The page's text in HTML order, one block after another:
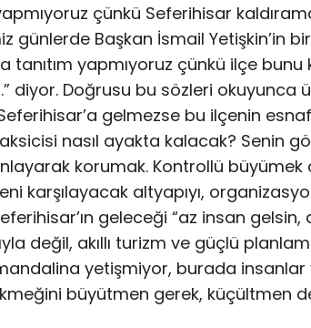
çünkü Seferihisar
günlerde Başkan İsmail Yetişkin’in
tanıtım yapmıyoruz çünkü ilçe bunu
diyor. Doğrusu bu sözleri okuyunca
gelmezse bu ilçenin
nasıl ayakta kalacak? Senin
korumak. Kontrollü büyümek
karşılayacak altyapıyı,
geleceği “az insan gelsin,
değil, akıllı turizm ve güçlü
yetişmiyor, burada
büyütmen gerek, küçültmen